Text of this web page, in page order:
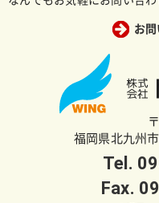
お
福岡県北九州
Tel.
Fax.